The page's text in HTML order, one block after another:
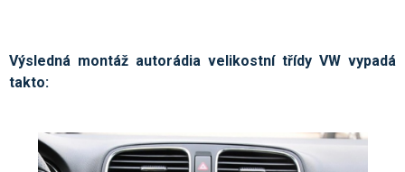
Výsledná montáž autorádia velikostní třídy VW vypadá
takto: